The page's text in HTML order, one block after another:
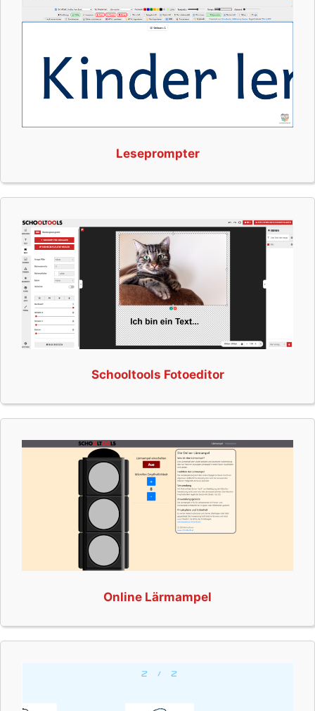
Leseprompter
Schooltools Fotoeditor
Online Lärmampel